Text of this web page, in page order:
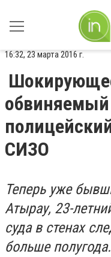
16:32, 23 марта 2016 г.
обвиняемый
СИЗО
Теперь уже
Атырау, 23-
суда в стенах
больше